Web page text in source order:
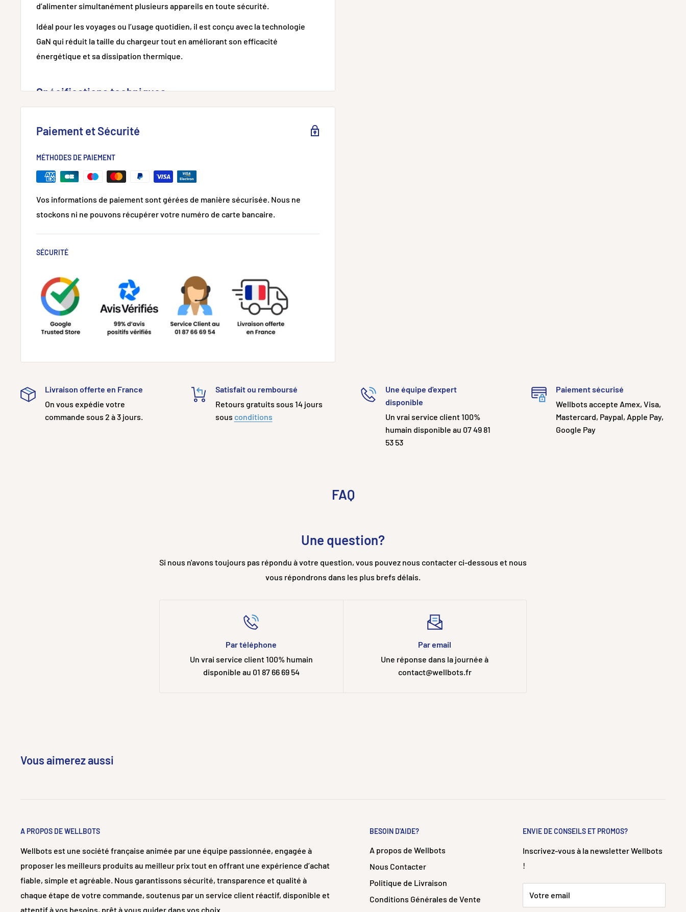
d’alimenter simultanément plusieurs appareils en toute sécurité.
Idéal pour les voyages ou l’usage quotidien, il est conçu avec la technologie
GaN qui réduit la taille du chargeur tout en améliorant son efficacité
énergétique et sa dissipation thermique.
Spécifications techniques
Ports : 2 USB-C (100W max), 1 USB-A (22.5W)
Poids : 185 g ± 3 g
Protocoles supportés : PD3.0, PPS, QC3.0/QC2.0, SCP, FCP, Apple 2.4A,
Samsung 2.0A, BC1.2
Résistance aux chutes : 1 m
Matériau : Plastique PCR ignifuge
Garantie : 2 ans
Certifications : EMC Classe B
Paiement et Sécurité
MÉTHODES DE PAIEMENT
Vos informations de paiement sont gérées de manière sécurisée. Nous ne
stockons ni ne pouvons récupérer votre numéro de carte bancaire.
SÉCURITÉ
Livraison offerte en France
On vous expédie votre
commande sous 2 à 3 jours.
Satisfait ou remboursé
Retours gratuits sous 14 jours
sous conditions
Une équipe d'expert
disponible
Un vrai service client 100%
humain disponible au 07 49 81
53 53
Paiement sécurisé
Wellbots accepte Amex, Visa,
Mastercard, Paypal, Apple Pay,
Google Pay
FAQ
Une question?
Si nous n'avons toujours pas répondu à votre question, vous pouvez nous contacter ci-dessous et nous
vous répondrons dans les plus brefs délais.
Par téléphone
Un vrai service client 100% humain
disponible au 01 87 66 69 54
Par email
Une réponse dans la journée à
contact@wellbots.fr
Vous aimerez aussi
A PROPOS DE WELLBOTS
Wellbots est une société française animée par une équipe passionnée, engagée à
proposer les meilleurs produits au meilleur prix tout en offrant une expérience d’achat
fiable, simple et agréable. Nous garantissons sécurité, transparence et qualité à
chaque étape de votre commande, soutenus par un service client réactif, disponible et
attentif à vos besoins, prêt à vous guider dans vos choix.
BESOIN D'AIDE?
A propos de Wellbots
Nous Contacter
Politique de Livraison
Conditions Générales de Vente
ENVIE DE CONSEILS ET PROMOS?
Inscrivez-vous à la newsletter Wellbots
!
Votre email